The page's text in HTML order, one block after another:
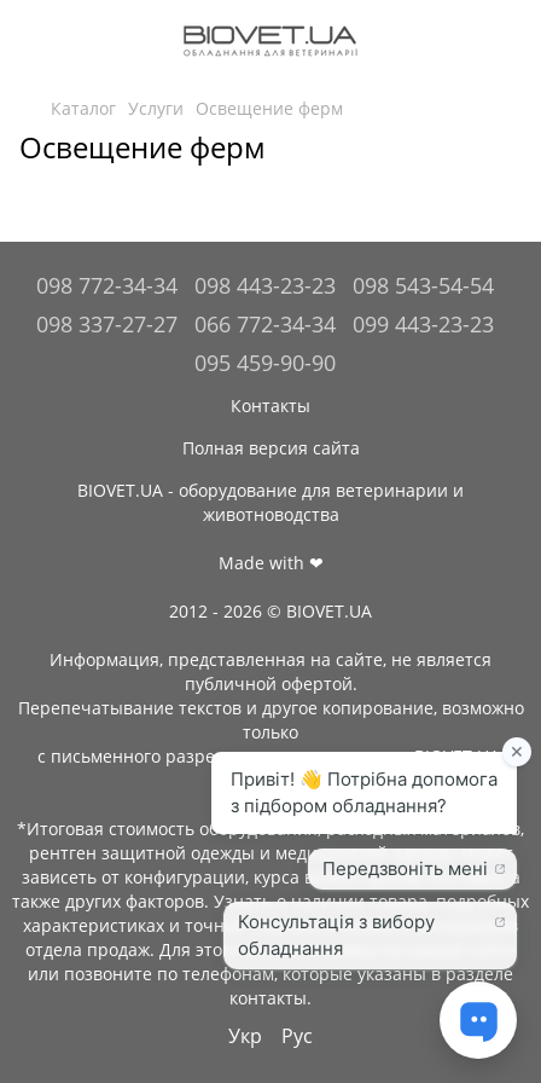
Каталог Услуги Освещение ферм
Освещение ферм
098 772-34-34 098 443-23-23
098 543-54-54
098 337-27-27
066 772-34-34
099 443-23-23
095 459-90-90
Контакты
Полная версия сайта
BIOVET.UA - оборудование для ветеринарии и
животноводства
Made with ❤
2012 - 2026 © BIOVET.UA
Информация, представленная на сайте, не является
публичной офертой.
Перепечатывание текстов и другое копирование, возможно
только
с письменного разрешения администрации BIOVET.UA.
*Итоговая стоимость оборудования, расходных материалов,
рентген защитной одежды и медицинской одежды может
зависеть от конфигурации, курса валют, сроков поставки, а
также других факторов. Узнать о наличии товара, подробных
характеристиках и точной стоимости можно у менеджеров
отдела продаж. Для этого оставьте заявку на нашем сайте
или позвоните по телефонам, которые указаны в разделе
контакты.
Укр Рус